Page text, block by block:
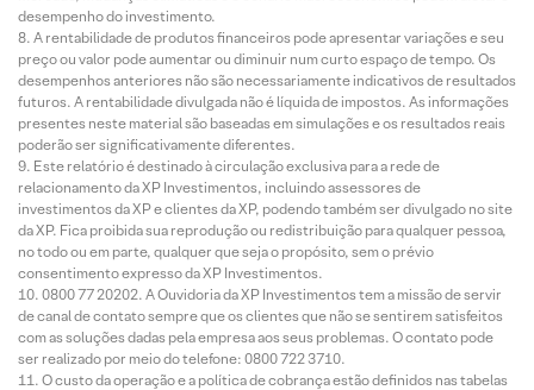
desempenho do investimento.
A rentabilidade de produtos financeiros pode apresentar variações e seu
preço ou valor pode aumentar ou diminuir num curto espaço de tempo. Os
desempenhos anteriores não são necessariamente indicativos de resultados
futuros. A rentabilidade divulgada não é líquida de impostos. As informações
presentes neste material são baseadas em simulações e os resultados reais
poderão ser significativamente diferentes.
Este relatório é destinado à circulação exclusiva para a rede de
relacionamento da XP Investimentos, incluindo assessores de
investimentos da XP e clientes da XP, podendo também ser divulgado no site
da XP. Fica proibida sua reprodução ou redistribuição para qualquer pessoa,
no todo ou em parte, qualquer que seja o propósito, sem o prévio
consentimento expresso da XP Investimentos.
0800 77 20202. A Ouvidoria da XP Investimentos tem a missão de servir
de canal de contato sempre que os clientes que não se sentirem satisfeitos
com as soluções dadas pela empresa aos seus problemas. O contato pode
ser realizado por meio do telefone: 0800 722 3710.
O custo da operação e a política de cobrança estão definidos nas tabelas